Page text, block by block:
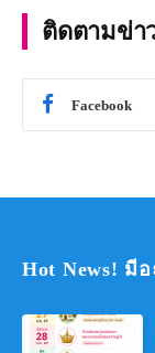
ติดตามข่า
Facebook
Hot News! มี